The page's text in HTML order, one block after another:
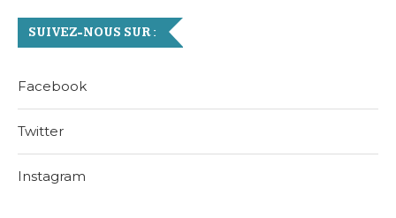
SUIVEZ-NOUS SUR :
Facebook
Twitter
Instagram